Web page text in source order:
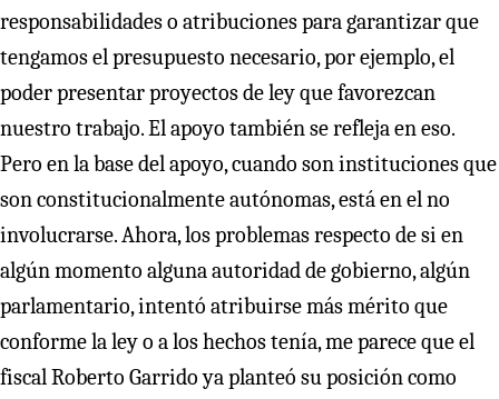
responsabilidades o atribuciones para garantizar que
tengamos el presupuesto necesario, por ejemplo, el
poder presentar proyectos de ley que favorezcan
nuestro trabajo. El apoyo también se refleja en eso.
Pero en la base del apoyo, cuando son instituciones que
son constitucionalmente autónomas, está en el no
involucrarse. Ahora, los problemas respecto de si en
algún momento alguna autoridad de gobierno, algún
parlamentario, intentó atribuirse más mérito que
conforme la ley o a los hechos tenía, me parece que el
fiscal Roberto Garrido ya planteó su posición como